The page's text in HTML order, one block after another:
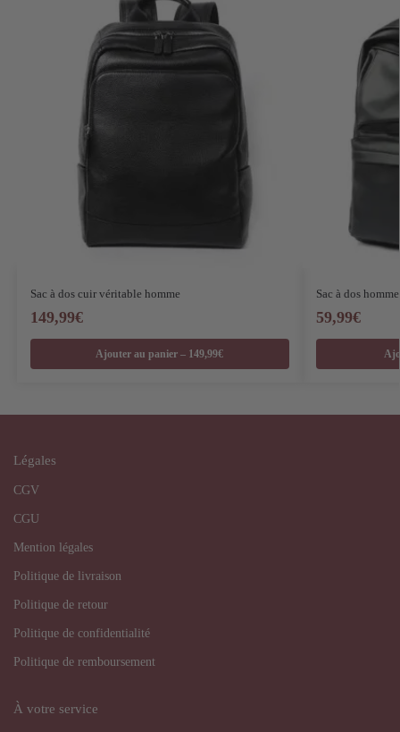
Sac à dos cuir véritable homme
149,99€
Ajouter au panier – 149,99€
Sac à dos
59,99€
Légales
CGV
CGU
Mention légales
Politique de livraison
Politique de retour
Politique de confidentialité
Politique de remboursement
À votre service